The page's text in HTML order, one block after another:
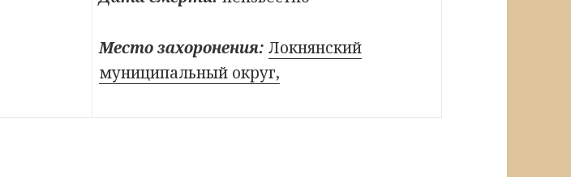
Место захоронения: Локнянский
муниципальный округ,